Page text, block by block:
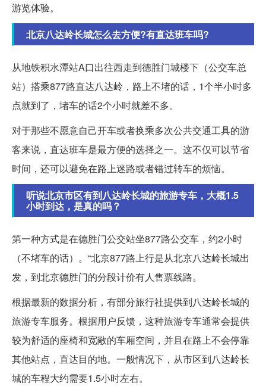
游览体验。
北京八达岭长城怎么去方便?有直达班车吗?
从地铁积水潭站A口出往西走到德胜门城楼下（公交车总
站）搭乘877路直达八达岭，路上不堵的话，1个半小时多
点就到了，堵车的话2个小时就差不多。
对于那些不愿意自己开车或者换乘多次公共交通工具的游
客来说，直达班车是最方便的选择之一。这不仅可以节省
时间，还可以避免在路上迷路或者错过转车的烦恼。
听说北京市区有到八达岭长城的旅游专车，大概1.5
小时到达，是真的吗？
第一种方式是在德胜门公交站坐877路公交车，约2小时
（不堵车的话）。“北京877路上行是从北京八达岭长城出
发，到北京德胜门的分段计价有人售票线路。
根据最新的数据分析，有部分旅行社提供到八达岭长城的
旅游专车服务。根据用户反馈，这种旅游专车通常会提供
较为舒适的座椅和宽敞的车厢空间，并且在路上不会停靠
其他站点，直达目的地。一般情况下，从市区到八达岭长
城的车程大约需要1.5小时左右。